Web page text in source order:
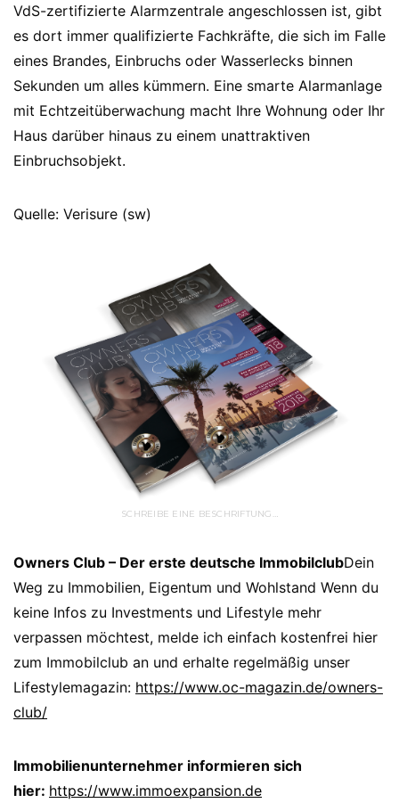
VdS-zertifizierte Alarmzentrale angeschlossen ist, gibt
es dort immer qualifizierte Fachkräfte, die sich im Falle
eines Brandes, Einbruchs oder Wasserlecks binnen
Sekunden um alles kümmern. Eine smarte Alarmanlage
mit Echtzeitüberwachung macht Ihre Wohnung oder Ihr
Haus darüber hinaus zu einem unattraktiven
Einbruchsobjekt.
Quelle: Verisure (sw)
SCHREIBE EINE BESCHRIFTUNG…
Owners Club – Der erste deutsche ImmobilclubDein
Weg zu Immobilien, Eigentum und Wohlstand Wenn du
keine Infos zu Investments und Lifestyle mehr
verpassen möchtest, melde ich einfach kostenfrei hier
zum Immobilclub an und erhalte regelmäßig unser
Lifestylemagazin: https://www.oc-magazin.de/owners-
club/
Immobilienunternehmer informieren sich
hier: https://www.immoexpansion.de